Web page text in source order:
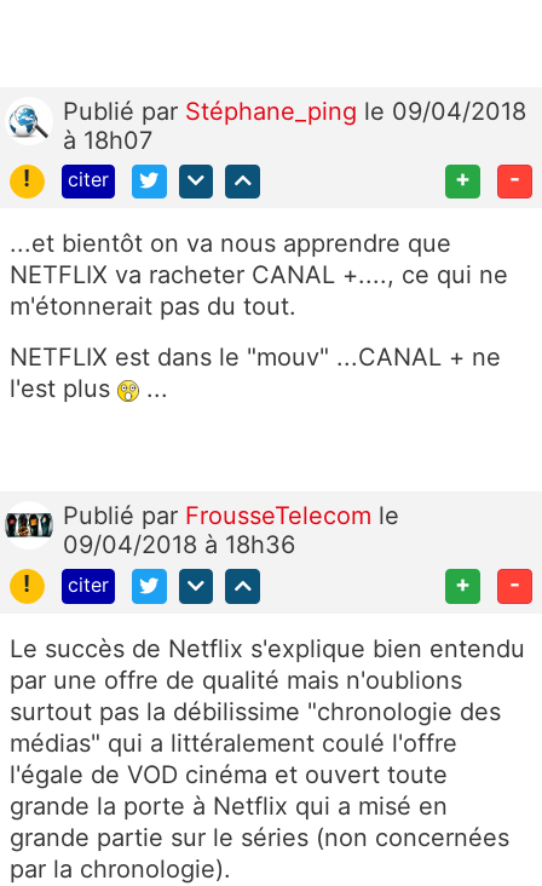
Publié par Stéphane_ping le 09/04/2018
à 18h07
!
citer + -
...et bientôt on va nous apprendre que
NETFLIX va racheter CANAL +...., ce qui ne
m'étonnerait pas du tout.
NETFLIX est dans le "mouv" ...CANAL + ne
l'est plus
...
Publié par FrousseTelecom le
09/04/2018 à 18h36
!
citer + -
Le succès de Netflix s'explique bien entendu
par une offre de qualité mais n'oublions
surtout pas la débilissime "chronologie des
médias" qui a littéralement coulé l'offre
l'égale de VOD cinéma et ouvert toute
grande la porte à Netflix qui a misé en
grande partie sur le séries (non concernées
par la chronologie).